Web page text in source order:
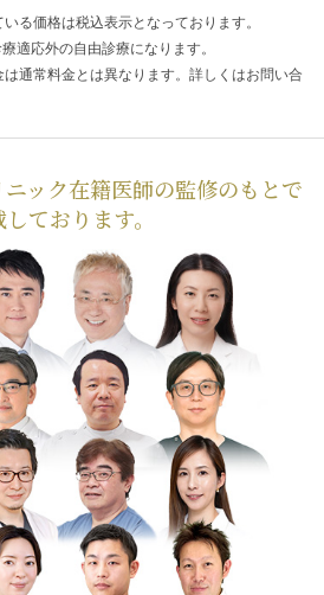
る価格は税込表示となっております。
適応外の自由診療になります。
通常料金とは異なります。詳しくはお問い合
ック在籍医師の監修のもとで
ております。